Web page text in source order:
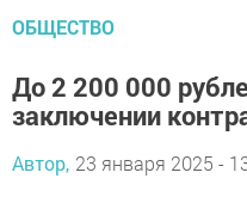
ОБЩЕСТВО
До 2 200 000
заключении
Автор, 23 января 2025 -